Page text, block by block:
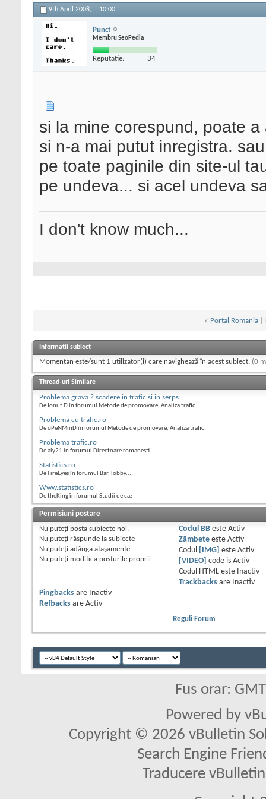
9th April 2008, 10:00
Punct
Membru SeoPedia
Reputatie: 34
si la mine corespund, poate
si n-a mai putut inregistra.
pe toate paginile din site-ul
pe undeva... si acel undeva
I don't know much...
« Portal Romania
Informații subiect
Momentan este/sunt 1 utilizator(i) care navighează în acest subiect. (0
Thread-uri Similare
Problema grava ? scadere in trafic si in serps
De Ionut D în forumul Metode de promovare, Analiza trafic.
Problema cu trafic.ro
De oPeNMinD în forumul Metode de promovare, Analiza trafic.
Problema trafic.ro
De aly21 în forumul Directoare romanesti
Statistics.ro
De FireEyes în forumul Bar, lobby...
Www.statistics.ro
De theKing în forumul Studii de caz
Permisiuni postare
Nu puteţi posta subiecte noi.
Nu puteţi răspunde la subiecte
Nu puteţi adăuga ataşamente
Nu puteţi modifica posturile proprii
Codul BBeste Activ
Zâmbeteeste Activ
Codul
[IMG] este Activ
[VIDEO]
code is Activ
Codul HTML este
Inactiv
Trackbacksare
Inactiv
Pingbacks are
Inactiv
Refbacks are Activ
Reguli Forum
Fus orar:
Powered by
Copyright © 2026 vBulletin
Search Engine
Traducere